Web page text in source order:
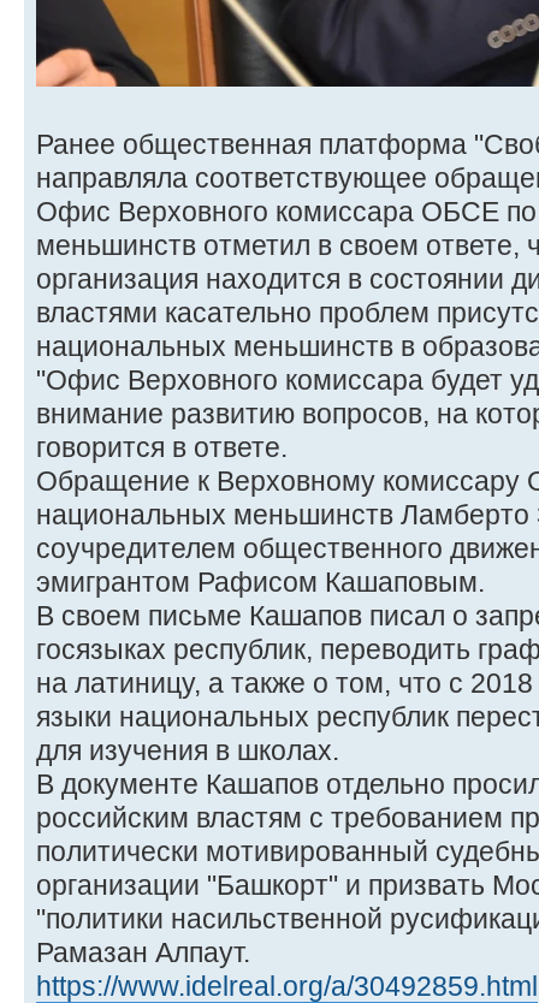
Ранее общественная платформа
направляла соответствующее
Офис Верховного комиссара ОБСЕ
меньшинств отметил в своем ответе,
организация находится в состоянии
властями касательно проблем
национальных меньшинств в
"Офис Верховного комиссара будет
внимание развитию вопросов, на
говорится в ответе.
Обращение к Верховному комиссару
национальных меньшинств Ламберто
соучредителем общественного
эмигрантом Рафисом Кашаповым.
В своем письме Кашапов писал о
госязыках республик, переводить
на латиницу, а также о том, что с
языки национальных республик
для изучения в школах.
В документе Кашапов отдельно
российским властям с требованием
политически мотивированный
организации "Башкорт" и призвать
"политики насильственной
Рамазан Алпаут.
https://www.idelreal.org/a/30492859.html